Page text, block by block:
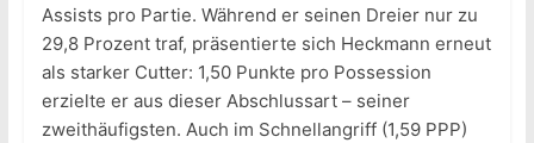
Assists pro Partie. Während er seinen Dreier nur zu
29,8 Prozent traf, präsentierte sich Heckmann erneut
als starker Cutter: 1,50 Punkte pro Possession
erzielte er aus dieser Abschlussart – seiner
zweithäufigsten. Auch im Schnellangriff (1,59 PPP)